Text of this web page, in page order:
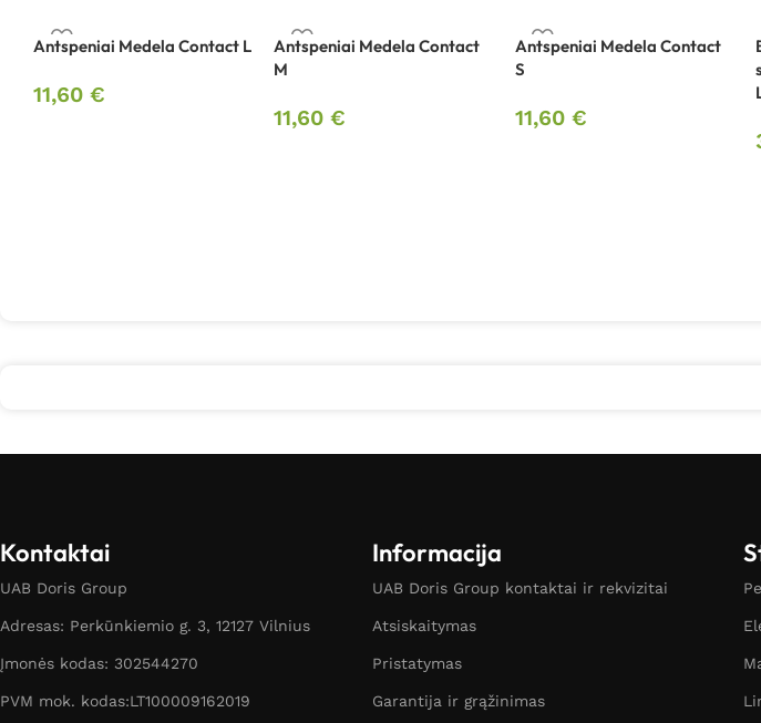
Antspeniai Medela Contact L
11,60 €
Antspeniai Medela Contact
M
11,60€
Antspeniai Medela Contact
S
11,60 €
Kontaktai
UAB Doris Group
Adresas: Perkūnkiemio g. 3, 12127 Vilnius
Įmonės kodas: 302544270
PVM mok. kodas:LT100009162019
Informacija
UAB Doris Group kontaktai ir rekvizitai
Atsiskaitymas
Pristatymas
Garantija ir grąžinimas